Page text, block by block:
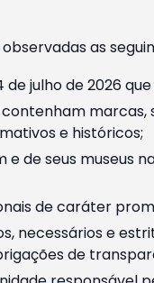
as
julho de 2026
e históricos;
de seus museus
de caráter
necessários e
de